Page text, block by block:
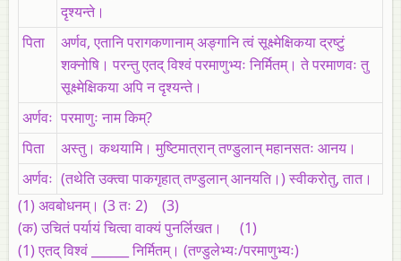
दृश्यन्ते।
पिता
अर्णव, एतानि परागकणानाम्‌ अङ्गानि त्वं सूक्ष्मेक्षिकया द्रष्टुं
शक्नोषि। परन्तु एतद्‌ विश्वं परमाणुभ्यः निर्मितम्‌। ते परमाणवः तु
सूक्ष्मेक्षिकया अपि न दृश्यन्ते।
अर्णवः परमाणुः नाम किम्‌?
पिता
अस्तु। कथयामि। मुष्टिमात्रान्‌ तण्डुलान्‌ महानसतः आनय।
अर्णवः (तथेति उक्त्वा पाकगृहात्‌ तण्डुलान्‌ आनयति।) स्वीकरोतु, तात।
(1)अवबोधनम्‌। (3 तः 2) (3)
(क)उचितं पर्यायं चित्वा वाक्यं पुनर्लिखत। (1)
(1)एतद्‌ विश्वं ______ निर्मितम्‌। (तण्डुलेभ्यः/परमाणुभ्यः)